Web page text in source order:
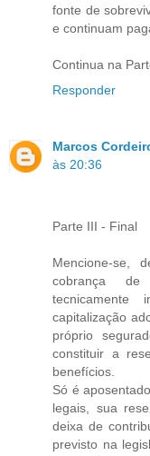
fonte de
e continuam
Continua na
Responder
Marcos
às 20:36
Parte III - Final
Mencione-se,
cobrança de
tecnicamente
capitalização
próprio
constituir a
benefícios.
Só é
legais, sua
deixa de
previsto na